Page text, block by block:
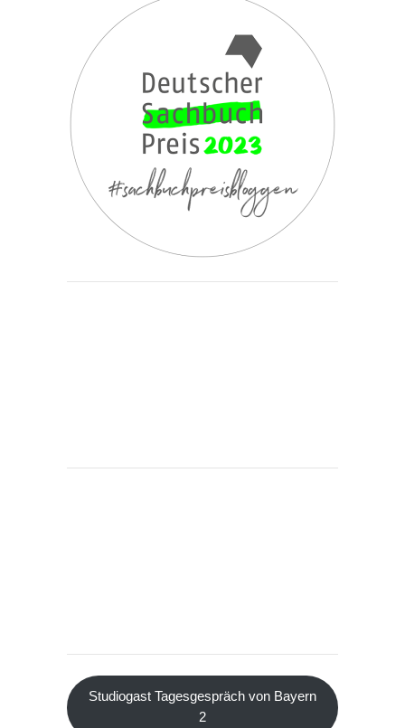
Studiogast Tagesgespräch von Bayern
2